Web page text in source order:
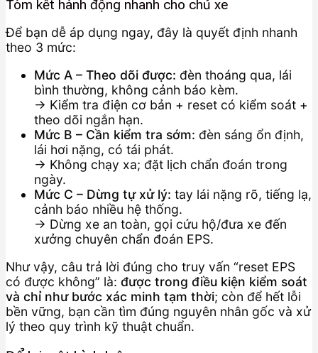
Tóm kết hành động nhanh cho chủ xe
Để bạn dễ áp dụng ngay, đây là quyết định nhanh
theo 3 mức:
Mức A – Theo dõi được: đèn thoáng qua, lái
bình thường, không cảnh báo kèm.
→ Kiểm tra điện cơ bản + reset có kiểm soát +
theo dõi ngắn hạn.
Mức B – Cần kiểm tra sớm: đèn sáng ổn định,
lái hơi nặng, có tái phát.
→ Không chạy xa; đặt lịch chẩn đoán trong
ngày.
Mức C – Dừng tự xử lý: tay lái nặng rõ, tiếng lạ,
cảnh báo nhiều hệ thống.
→ Dừng xe an toàn, gọi cứu hộ/đưa xe đến
xưởng chuyên chẩn đoán EPS.
Như vậy, câu trả lời đúng cho truy vấn “reset EPS
có được không” là: được trong điều kiện kiểm soát
và chỉ như bước xác minh tạm thời; còn để hết lỗi
bền vững, bạn cần tìm đúng nguyên nhân gốc và xử
lý theo quy trình kỹ thuật chuẩn.